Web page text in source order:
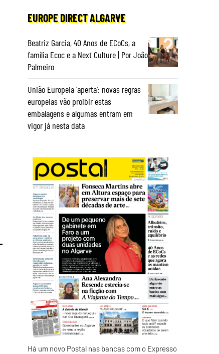
EUROPE DIRECT ALGARVE
Beatriz Garcia, 40 Anos de ECoCs, a
família Ecoc e a Next Culture | Por João
Palmeiro
União Europeia ‘aperta’: novas regras
europeias vão proibir estas
embalagens e algumas entram em
vigor já nesta data
Há um novo Postal nas bancas com o Expresso